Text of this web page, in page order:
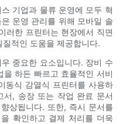
기업과 물류 운영에 모두 혁
운영 관리를 위해 모바일 솔
러한 프린터는 현장에서 직면
적인 도움을 제공합니다.
중요한 요소입니다. 장비 수
하든 빠르고 효율적인 서비
동식 감열식 프린터를 사용하
서, 송장 또는 작업 완료 문서
상됩니다. 또한, 즉시 문서를
확인하고 결제 처리를 더욱